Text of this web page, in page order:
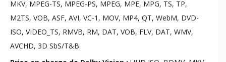
MKV, MPEG-TS, MPEG-PS, MPEG, MPE, MPG, TS, TP,
M2TS, VOB, ASF, AVI, VC-1, MOV, MP4, QT, WebM, DVD-
ISO, VIDEO_TS, RMVB, RM, DAT, VOB, FLV, DAT, WMV,
AVCHD, 3D SbS/T&B.